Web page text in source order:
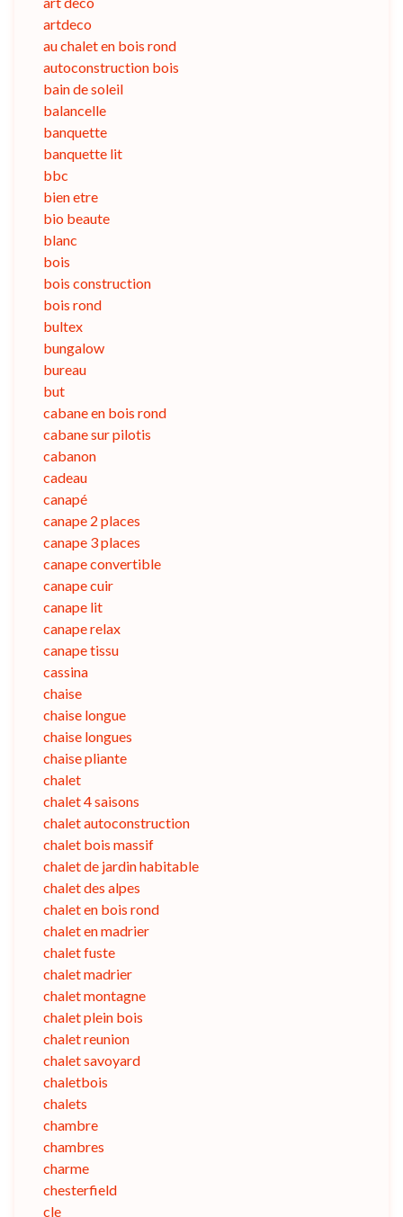
artdeco
au chalet en bois rond
autoconstruction bois
bain de soleil
balancelle
banquette
banquette lit
bbc
bien etre
bio beaute
blanc
bois
bois construction
bois rond
bultex
bungalow
bureau
but
cabane en bois rond
cabane sur pilotis
cabanon
cadeau
canapé
canape 2 places
canape 3 places
canape convertible
canape cuir
canape lit
canape relax
canape tissu
cassina
chaise
chaise longue
chaise longues
chaise pliante
chalet
chalet 4 saisons
chalet autoconstruction
chalet bois massif
chalet de jardin habitable
chalet des alpes
chalet en bois rond
chalet en madrier
chalet fuste
chalet madrier
chalet montagne
chalet plein bois
chalet reunion
chalet savoyard
chaletbois
chalets
chambre
chambres
charme
chesterfield
cle